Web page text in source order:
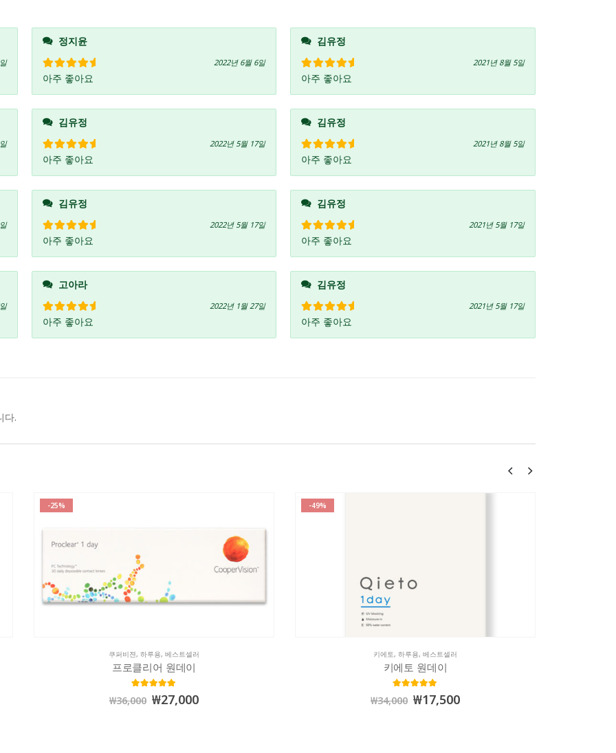
정지윤
5 중에서5로 평가됨
2022년 6월 6일
아주 좋아요
김유정
5 중에서5로 평가됨
2022년 5월 17일
아주 좋아요
김유정
5 중에서5로 평가됨
2022년 5월 17일
아주 좋아요
고아라
5 중에서5로 평가됨
2022년 1월 27일
아주 좋아요
김유정
5 중에서5로 평가됨
2021년 8월 5일
아주 좋아요
김유정
5 중에서5로 평가됨
2021년 8월 5일
아주 좋아요
김유정
5 중에서5로 평가됨
2021년 5월 17일
아주 좋아요
김유정
5 중에서5로 평가됨
2021년 5월 17일
아주 좋아요
다.
-25%
쿠퍼비젼, 하루용, 베스트셀러
프로클리어 원데이
out of 5
₩36,000 ₩27,000
-49%
키에토, 하루용, 베스트셀러
키에토 원데이
out of 5
₩34,000 ₩17,500